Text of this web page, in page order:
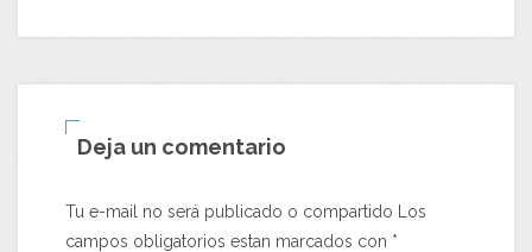
Deja un comentario
Tu e-mail no será publicado o compartido Los
campos obligatorios estan marcados con *